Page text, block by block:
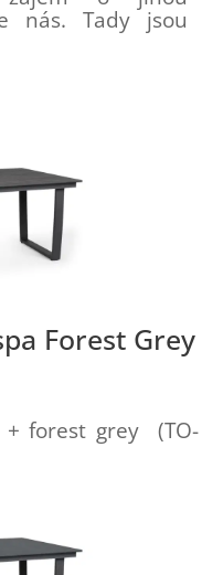
nás. Tady jsou
Forest Grey
+ forest grey (TO-